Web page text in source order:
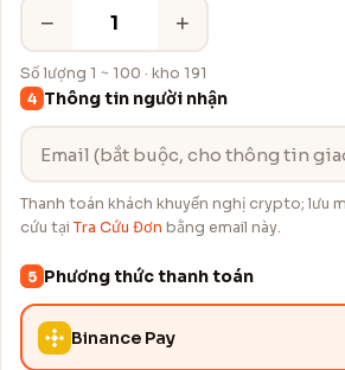
− +
Số lượng 1 ~ 100 · kho 191
4 Thông tin người nhận
Thanh toán khách khuyến nghị crypto; lưu
cứu tại Tra Cứu Đơn bằng email này.
5 Phương thức thanh toán
Binance Pay